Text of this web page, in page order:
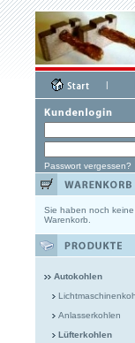
|
Passwort vergessen?
Sie haben noch keine
Warenkorb.
Autokohlen
Anlasserkohlen
Lüfterkohlen